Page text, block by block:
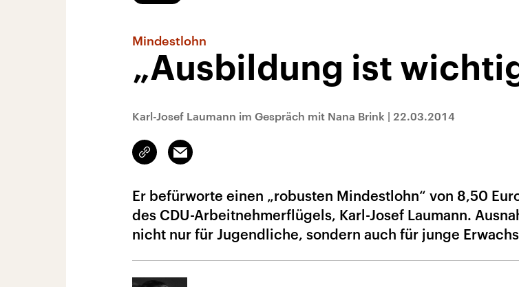
Mindestlohn
„Ausbildung ist
Karl-Josef Laumann im Gespräch mit Nana Brink | 22.03.2014
Link
kopieren/teilen
Email
Er befürworte einen „robusten Mindestlohn“ von 8,50
des CDU-Arbeitnehmerflügels, Karl-Josef Laumann.
nicht nur für Jugendliche, sondern auch für junge